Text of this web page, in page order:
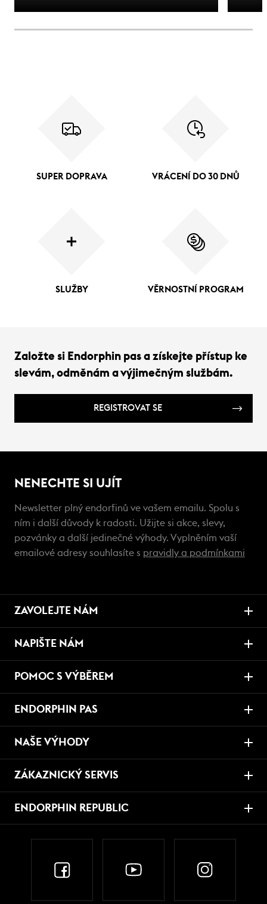
SUPER DOPRAVA VRÁCENÍ DO 30 DNŮ
SLUŽBY VĚRNOSTNÍ PROGRAM
Založte si Endorphin pas a získejte přístup ke
slevám, odměnám a výjimečným službám.
REGISTROVAT SE
NENECHTE SI UJÍT
Newsletter plný endorfinů ve vašem emailu. Spolu s
ním i další důvody k radosti. Užijte si akce, slevy,
pozvánky a další jedinečné výhody. Vyplněním vaší
emailové adresy souhlasíte s pravidly a podmínkami
ZAVOLEJTE NÁM
NAPIŠTE NÁM
POMOC S VÝBĚREM
ENDORPHIN PAS
NAŠE VÝHODY
ZÁKAZNICKÝ SERVIS
ENDORPHIN REPUBLIC